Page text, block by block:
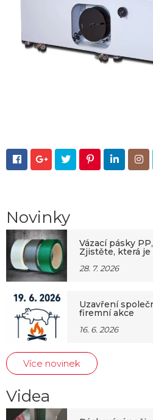
     
Novinky
Vázací pásky
Zjistěte, která je
28. 7. 2026
Uzavření
firemní akce
16. 6. 2026
Více novinek
Videa